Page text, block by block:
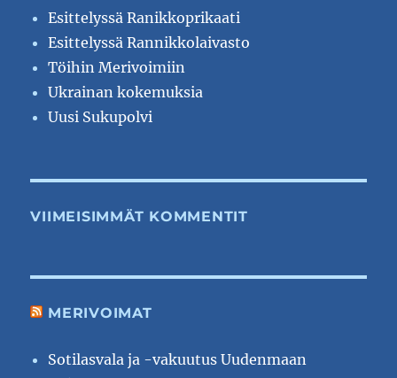
Esittelyssä Ranikkoprikaati
Esittelyssä Rannikkolaivasto
Töihin Merivoimiin
Ukrainan kokemuksia
Uusi Sukupolvi
VIIMEISIMMÄT KOMMENTIT
MERIVOIMAT
Sotilasvala ja -vakuutus Uudenmaan